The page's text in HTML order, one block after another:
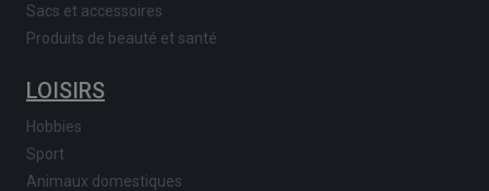
Sacs et accessoires
Produits de beauté et santé
LOISIRS
Hobbies
Sport
Animaux domestiques